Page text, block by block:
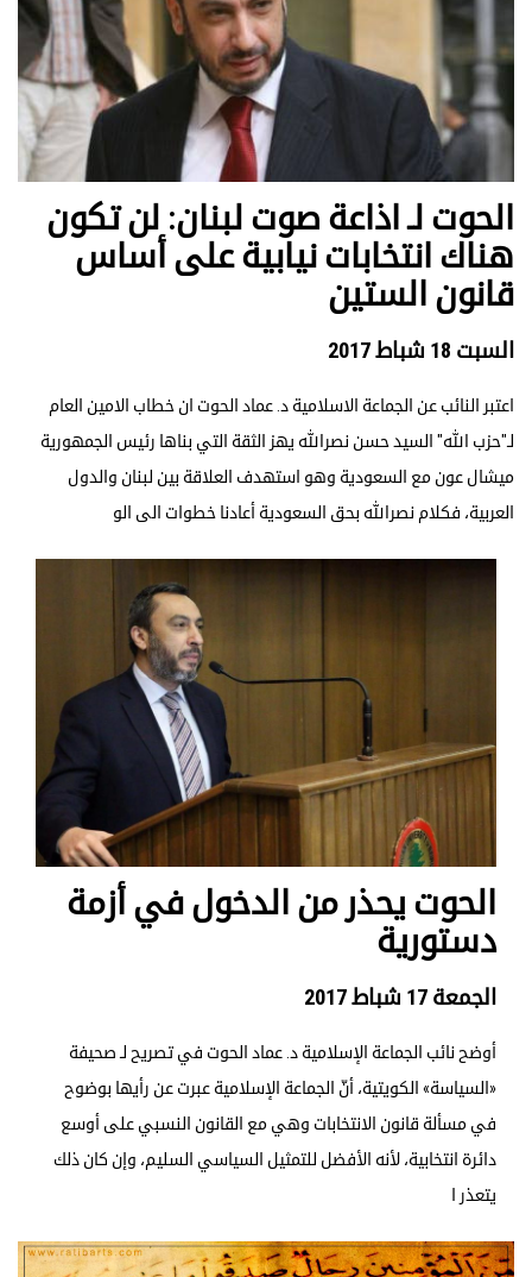
الحوت لـ اذاعة صوت لبنان: لن تكون
هناك انتخابات نيابية على أساس
قانون الستين
السبت 18 شباط 2017
اعتبر النائب عن الجماعة الاسلامية د. عماد الحوت ان خطاب الامين العام
لـ"حزب الله" السيد حسن نصرالله يهز الثقة التي بناها رئيس الجمهورية
ميشال عون مع السعودية وهو استهدف العلاقة بين لبنان والدول
العربية، فكلام نصرالله بحق السعودية أعادنا خطوات الى الو
الحوت يحذر من الدخول في أزمة
دستورية
الجمعة 17 شباط 2017
أوضح نائب الجماعة الإسلامية د. عماد الحوت في تصريح لـ صحيفة
«السياسة» الكويتية، أنّ الجماعة الإسلامية عبرت عن رأيها بوضوح
في مسألة قانون الانتخابات وهي مع القانون النسبي على أوسع
دائرة انتخابية، لأنه الأفضل للتمثيل السياسي السليم، وإن كان ذلك
يتعذر ا